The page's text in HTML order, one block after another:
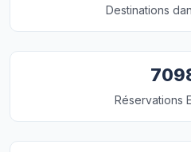
Destinations
Réservations